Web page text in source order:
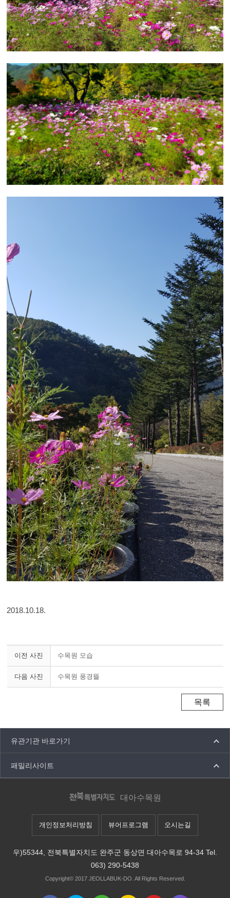
2018.10.18.
이전 사진 수목원 모습
다음 사진 수목원 풍경뜰
목록
유관기관 바로가기
패밀리사이트
대아수목원
개인정보처리방침 뷰어프로그램 오시는길
우)55344, 전북특별자치도 완주군 동상면 대아수목로 94-34 Tel.
063) 290-5438
Copyright© 2017 JEOLLABUK-DO. All Rights Reserved.